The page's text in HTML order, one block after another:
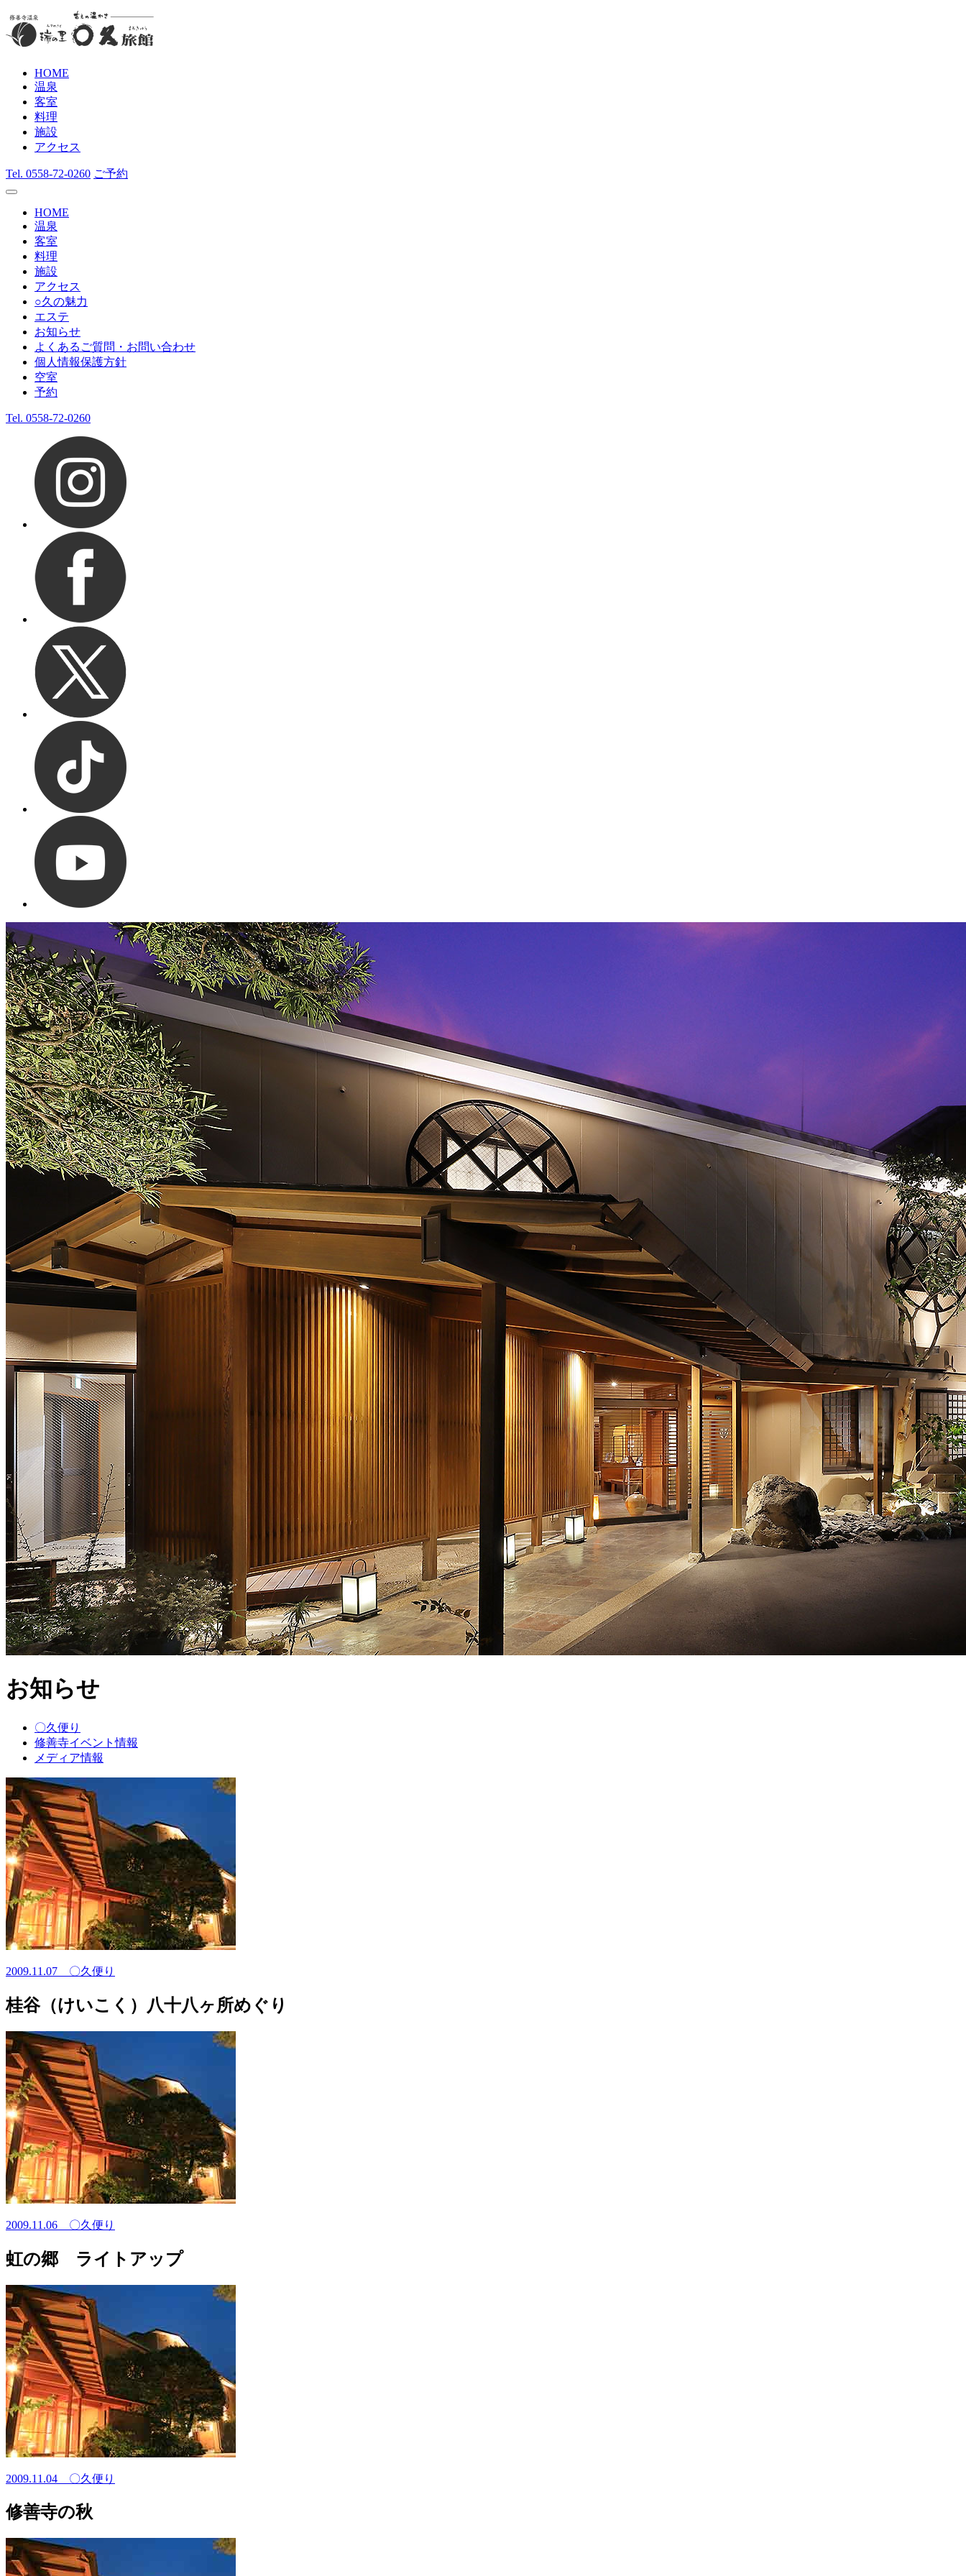
HOME
温泉
客室
料理
施設
アクセス
Tel. 0558-72-0260 ご予約
HOME
温泉
客室
料理
施設
アクセス
○久の魅力
エステ
お知らせ
よくあるご質問・お問い合わせ
個人情報保護方針
空室
予約
Tel. 0558-72-0260
お知らせ
〇久便り
修善寺イベント情報
メディア情報
2009.11.07 〇久便り
桂谷（けいこく）八十八ヶ所めぐり
2009.11.06 〇久便り
虹の郷 ライトアップ
2009.11.04 〇久便り
修善寺の秋